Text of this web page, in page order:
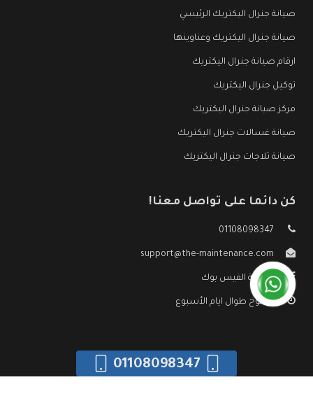
صيانة جنرال اليكتريك الرئيسي
صيانة جنرال اليكتريك وعناوينها
ارقام صيانة جنرال اليكتريك
توكيل جنرال اليكتريك
مركز صيانة جنرال اليكتريك
صيانة غسالات جنرال اليكتريك
صيانة ثلاجات جنرال اليكتريك
كن دائما على تواصل معنا!
01108098347
support@the-maintenance.com
صفحة الفيس بوك
مفتوح طوال ايام الأسبوع
01108098347